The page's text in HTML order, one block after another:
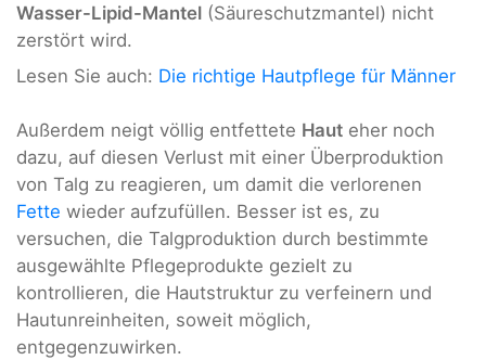
Wasser-Lipid-Mantel (Säureschutzmantel) nicht
zerstört wird.
Lesen Sie auch: Die richtige Hautpflege für Männer
Außerdem neigt völlig entfettete Haut eher noch
dazu, auf diesen Verlust mit einer Überproduktion
von Talg zu reagieren, um damit die verlorenen
Fette wieder aufzufüllen. Besser ist es, zu
versuchen, die Talgproduktion durch bestimmte
ausgewählte Pflegeprodukte gezielt zu
kontrollieren, die Hautstruktur zu verfeinern und
Hautunreinheiten, soweit möglich,
entgegenzuwirken.